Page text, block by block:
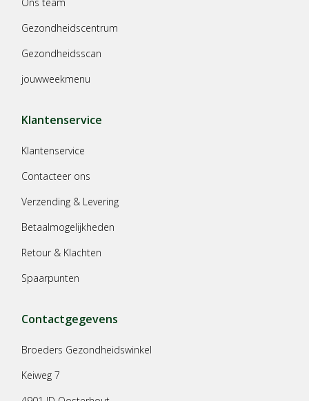
Gezondheidscentrum
Gezondheidsscan
jouwweekmenu
Klantenservice
Klantenservice
Contacteer ons
Verzending & Levering
Betaalmogelijkheden
Retour & Klachten
Spaarpunten
Contactgegevens
Broeders Gezondheidswinkel
Keiweg 7